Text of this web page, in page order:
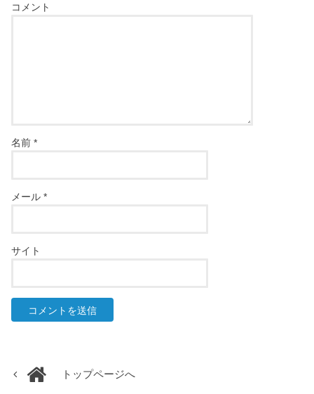
コメント
名前*
メール*
サイト
トップページへ